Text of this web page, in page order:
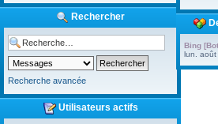
Rechercher
Recherche avancée
Utilisateurs actifs
Bing
lun.